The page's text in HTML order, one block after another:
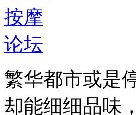
繁华都市或是
却能细细品味